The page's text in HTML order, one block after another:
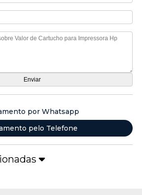
por Whatsapp
pelo Telefone